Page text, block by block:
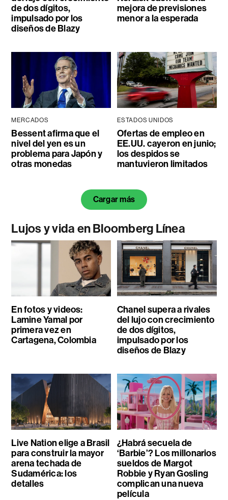
de dos dígitos,
impulsado por los
diseños de Blazy
mejora de previsiones
menor a la esperada
MERCADOS
Bessent afirma que el
nivel del yen es un
problema para Japón y
otras monedas
ESTADOS UNIDOS
Ofertas de empleo en
EE.UU. cayeron en junio;
los despidos se
mantuvieron limitados
Cargar más
Lujos y vida en Bloomberg Línea
En fotos y videos:
Lamine Yamal por
primera vez en
Cartagena, Colombia
Chanel supera a rivales
del lujo con crecimiento
de dos dígitos,
impulsado por los
diseños de Blazy
Live Nation elige a Brasil
para construir la mayor
arena techada de
Sudamérica: los
detalles
¿Habrá secuela de
‘Barbie’? Los millonarios
sueldos de Margot
Robbie y Ryan Gosling
complican una nueva
película